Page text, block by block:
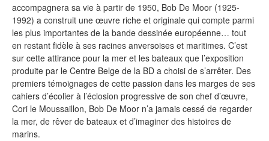
accompagnera sa vie à partir de 1950, Bob De Moor (1925-
1992) a construit une œuvre riche et originale qui compte parmi
les plus importantes de la bande dessinée européenne… tout
en restant fidèle à ses racines anversoises et maritimes. C’est
sur cette attirance pour la mer et les bateaux que l’exposition
produite par le Centre Belge de la BD a choisi de s’arrêter. Des
premiers témoignages de cette passion dans les marges de ses
cahiers d’écolier à l’éclosion progressive de son chef d’œuvre,
Cori le Moussaillon, Bob De Moor n’a jamais cessé de regarder
la mer, de rêver de bateaux et d’imaginer des histoires de
marins.